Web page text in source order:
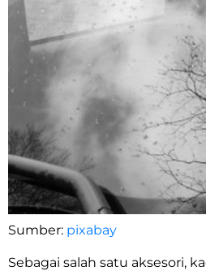
Sumber: pixabay
Sebagai salah satu aksesori,